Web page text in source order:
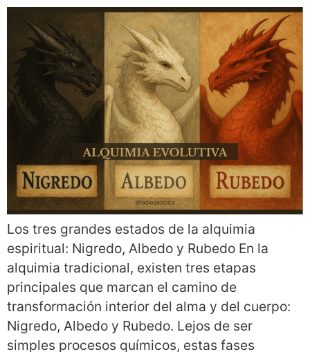
Los tres grandes estados de la alquimia
espiritual: Nigredo, Albedo y Rubedo En la
alquimia tradicional, existen tres etapas
principales que marcan el camino de
transformación interior del alma y del cuerpo:
Nigredo, Albedo y Rubedo. Lejos de ser
simples procesos químicos, estas fases